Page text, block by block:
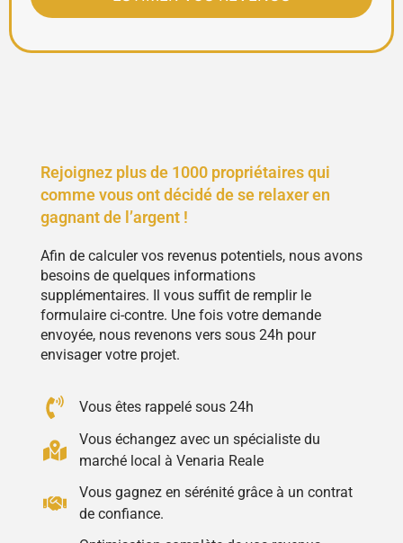
Rejoignez plus de 1000 propriétaires qui
comme vous ont décidé de se relaxer en
gagnant de l’argent !
Afin de calculer vos revenus potentiels, nous avons
besoins de quelques informations
supplémentaires. Il vous suffit de remplir le
formulaire ci-contre. Une fois votre demande
envoyée, nous revenons vers sous 24h pour
envisager votre projet.
Vous êtes rappelé sous 24h
Vous échangez avec un spécialiste du
marché local à Venaria Reale
Vous gagnez en sérénité grâce à un contrat
de confiance.